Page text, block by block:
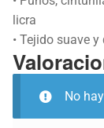
licra
• Tejido suave
No